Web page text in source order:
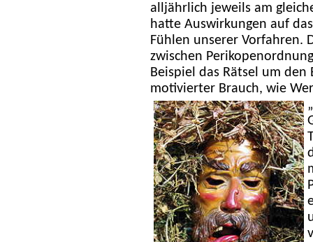
alljährlich jeweils am
hatte Auswirkungen auf
Fühlen unserer Vorfahren.
zwischen
Beispiel das Rätsel um den
motivierter Brauch, wie